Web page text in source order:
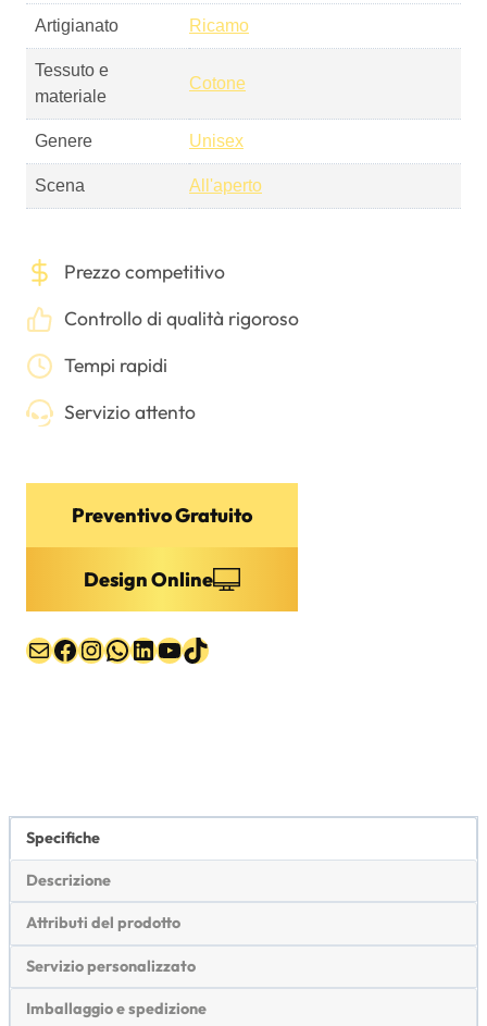
Artigianato Ricamo
Tessuto e
materiale
Cotone
Genere Unisex
Scena All'aperto
Prezzo competitivo
Controllo di qualità rigoroso
Tempi rapidi
Servizio attento
Preventivo Gratuito
Design Online
Email
Facebook
Instagram
WhatsApp
LinkedIn
YouTube
TikTok
Specifiche
Descrizione
Attributi del prodotto
Servizio personalizzato
Imballaggio e spedizione